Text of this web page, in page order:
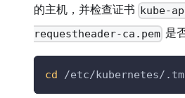
的主机，并检查证书 kube-
requestheader-ca.pem 是
cd /etc/kubernetes/